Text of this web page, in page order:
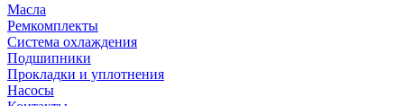
Масла
Ремкомплекты
Система охлаждения
Подшипники
Прокладки и уплотнения
Насосы